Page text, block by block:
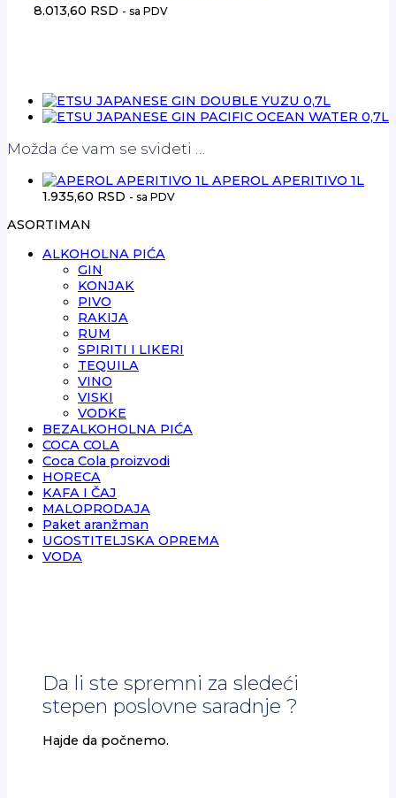
8.013,60 RSD - sa PDV
Možda će vam se svideti …
APEROL APERITIVO 1L
1.935,60 RSD - sa PDV
ASORTIMAN
ALKOHOLNA PIĆA
GIN
KONJAK
PIVO
RAKIJA
RUM
SPIRITI I LIKERI
TEQUILA
VINO
VISKI
VODKE
BEZALKOHOLNA PIĆA
COCA COLA
Coca Cola proizvodi
HORECA
KAFA I ČAJ
MALOPRODAJA
Paket aranžman
UGOSTITELJSKA OPREMA
VODA
Da li ste spremni za sledeći
stepen poslovne saradnje ?
Hajde da počnemo.